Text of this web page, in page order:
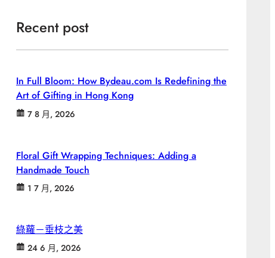
Recent post
In Full Bloom: How Bydeau.com Is Redefining the
Art of Gifting in Hong Kong
7 8 月, 2026
Floral Gift Wrapping Techniques: Adding a
Handmade Touch
1 7 月, 2026
綠蘿－垂枝之美
24 6 月, 2026